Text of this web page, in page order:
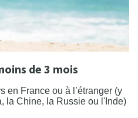
de 3 mois
en France ou à l’étranger (y
la Chine, la Russie ou l'Inde)